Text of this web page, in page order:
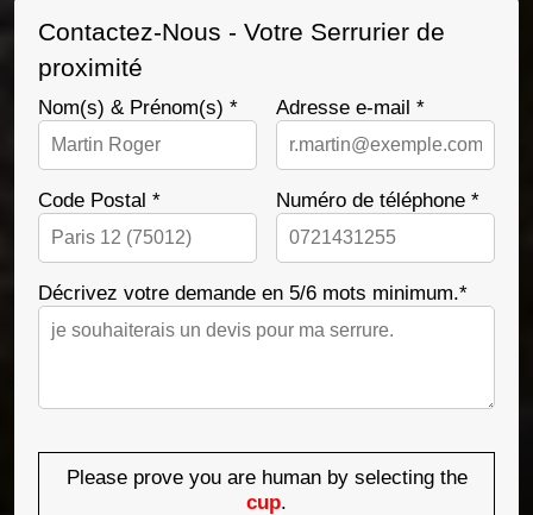
Contactez-Nous - Votre Serrurier de
proximité
Nom(s) & Prénom(s) * Adresse e-mail *
Code Postal * Numéro de téléphone *
Décrivez votre demande en 5/6 mots minimum.*
Please prove you are human by selecting the
cup.